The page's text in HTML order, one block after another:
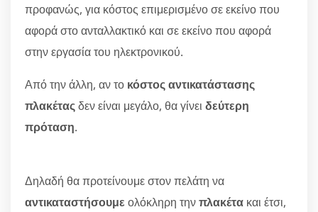
προφανώς, για κόστος επιμερισμένο σε εκείνο που
αφορά στο ανταλλακτικό και σε εκείνο που αφορά
στην εργασία του ηλεκτρονικού.
Από την άλλη, αν το κόστος αντικατάστασης
πλακέταςδεν είναι μεγάλο, θα γίνει δεύτερη
πρόταση.
Δηλαδή θα προτείνουμε στον πελάτη να
αντικαταστήσουμε ολόκληρη τηνπλακέτα και έτσι,